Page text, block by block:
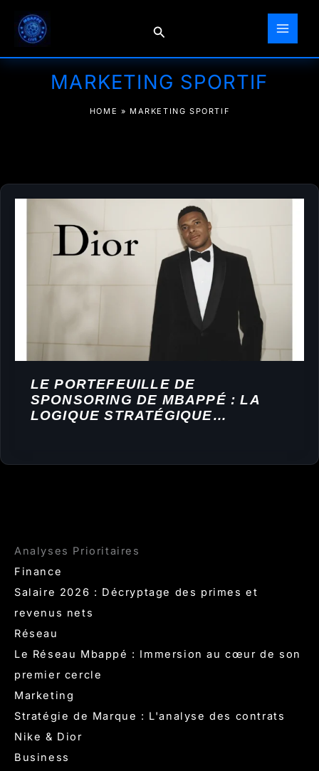
contenu
Rechercher
MARKETING SPORTIF
HOME » MARKETING SPORTIF
LE PORTEFEUILLE DE
SPONSORING DE MBAPPÉ : LA
LOGIQUE STRATÉGIQUE
Analyses Prioritaires
Finance
Salaire 2026 : Décryptage des primes et
revenus nets
Réseau
Le Réseau Mbappé : Immersion au cœur de son
premier cercle
Marketing
Stratégie de Marque : L'analyse des contrats
Nike & Dior
Business